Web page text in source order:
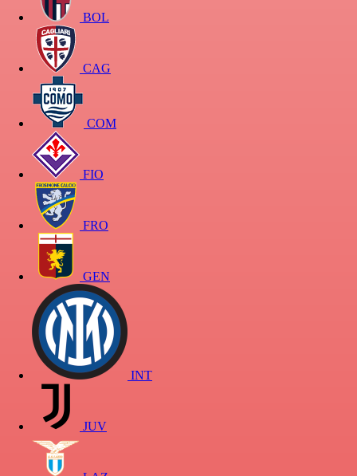
BOL
CAG
COM
FIO
FRO
GEN
INT
JUV